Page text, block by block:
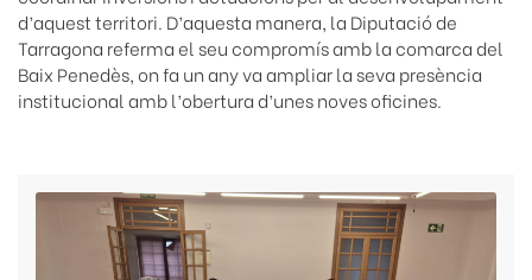
d’aquest territori. D’aquesta manera, la Diputació de
Tarragona referma el seu compromís amb la comarca del
Baix Penedès, on fa un any va ampliar la seva presència
institucional amb l’obertura d’unes noves oficines.